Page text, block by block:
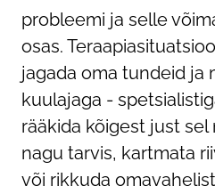
probleemi ja selle
osas.
jagada oma tundeid ja
kuulajaga -
rääkida kõigest just sel
nagu tarvis, kartmata
või rikkuda